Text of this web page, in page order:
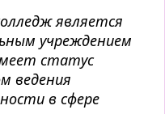
является
учреждением
статус
ведения
в сфере